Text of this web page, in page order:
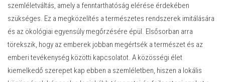
szemléletváltás, amely a fenntarthatóság elérése érdekében
szükséges. Ez a megközelítés a természetes rendszerek imitálására
és az ökológiai egyensúly megőrzésére épül. Elsősorban arra
törekszik, hogy az emberek jobban megértsék a természet és az
emberi tevékenység közötti kapcsolatot. A közösségi élet
kiemelkedő szerepet kap ebben a szemléletben, hiszen a lokális